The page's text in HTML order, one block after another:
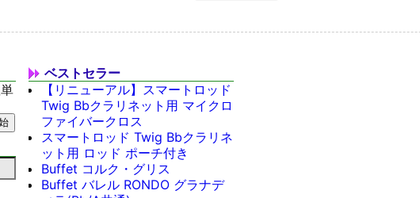
ベストセラー
【リニューアル】スマートロッド
Twig Bbクラリネット用 マイクロ
ファイバークロス
スマートロッド Twig Bbクラリネ
ット用 ロッド ポーチ付き
Buffet コルク・グリス
Buffet バレル RONDO グラナデ